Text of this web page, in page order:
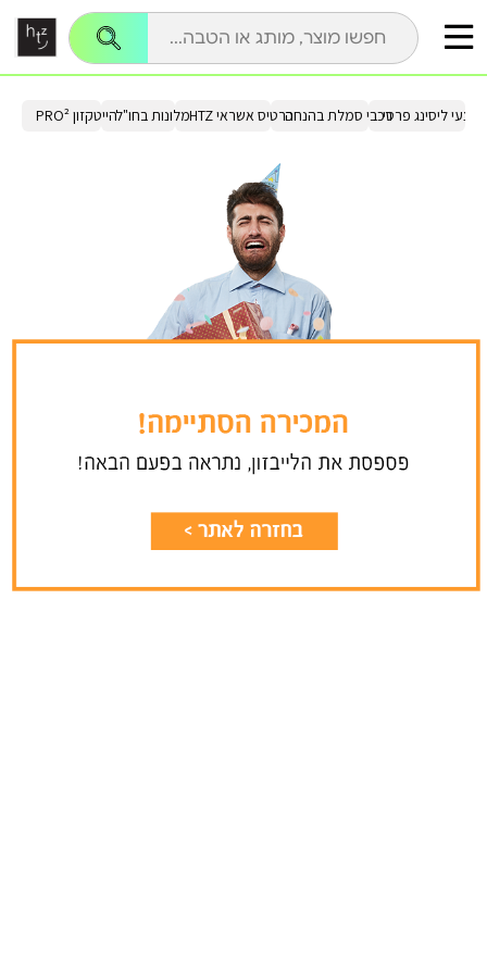
הייטקזון PRO²מלונות בחו"ל כרטיס אשראי HTZ ליסינג פרטירכבי סמלת בהנחה